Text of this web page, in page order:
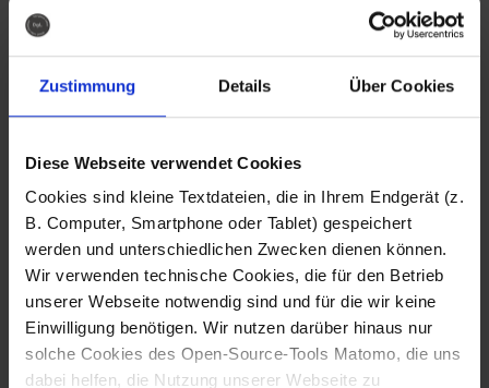
Zustimmung Details Über Cookies
Diese Webseite verwendet Cookies
Cookies sind kleine Textdateien, die in Ihrem Endgerät (z.
B. Computer, Smartphone oder Tablet) gespeichert
werden und unterschiedlichen Zwecken dienen können.
Wir verwenden technische Cookies, die für den Betrieb
unserer Webseite notwendig sind und für die wir keine
Einwilligung benötigen. Wir nutzen darüber hinaus nur
solche Cookies des Open-Source-Tools Matomo, die uns
dabei helfen, die Nutzung unserer Webseite zu
Fotografo: Lorenz
Sternbach
Download
Fotografo: Lorenz
Sternbach
Download